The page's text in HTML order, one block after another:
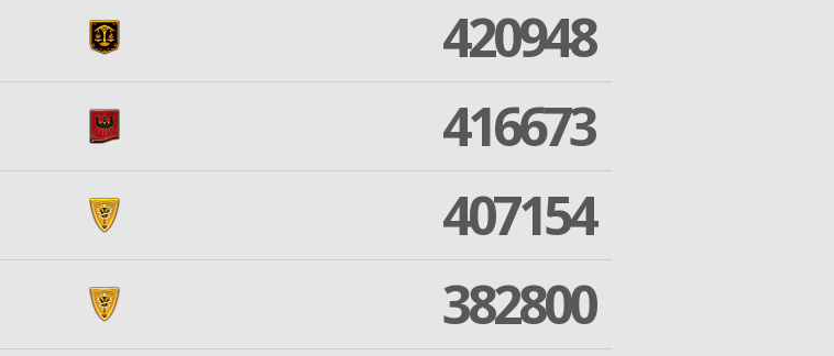
420948
416673
407154
382800